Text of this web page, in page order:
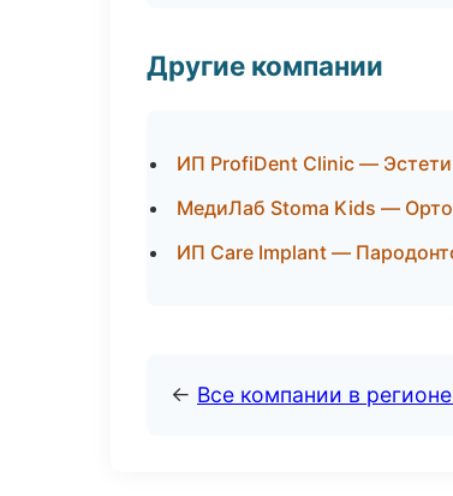
Другие компании
ИП ProfiDent Clinic —
МедиЛаб Stoma Kids —
ИП Care Implant —
← Все компании в